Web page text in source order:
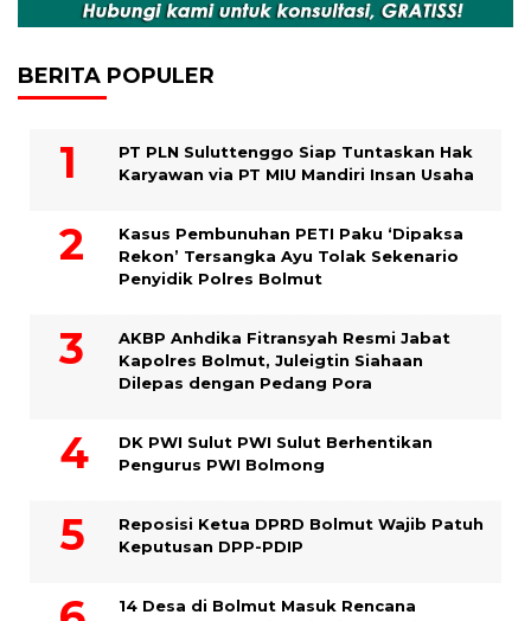
BERITA POPULER
PT PLN Suluttenggo Siap Tuntaskan Hak
Karyawan via PT MIU Mandiri Insan Usaha
Kasus Pembunuhan PETI Paku ‘Dipaksa
Rekon’ Tersangka Ayu Tolak Sekenario
Penyidik Polres Bolmut
AKBP Anhdika Fitransyah Resmi Jabat
Kapolres Bolmut, Juleigtin Siahaan
Dilepas dengan Pedang Pora
DK PWI Sulut PWI Sulut Berhentikan
Pengurus PWI Bolmong
Reposisi Ketua DPRD Bolmut Wajib Patuh
Keputusan DPP-PDIP
14 Desa di Bolmut Masuk Rencana